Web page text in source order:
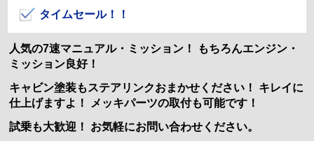
タイムセール！！
人気の7速マニュアル・ミッション！ もちろんエンジン・
ミッション良好！
キャビン塗装もステアリンクおまかせください！ キレイに
仕上げますよ！ メッキパーツの取付も可能です！
試乗も大歓迎！ お気軽にお問い合わせください。